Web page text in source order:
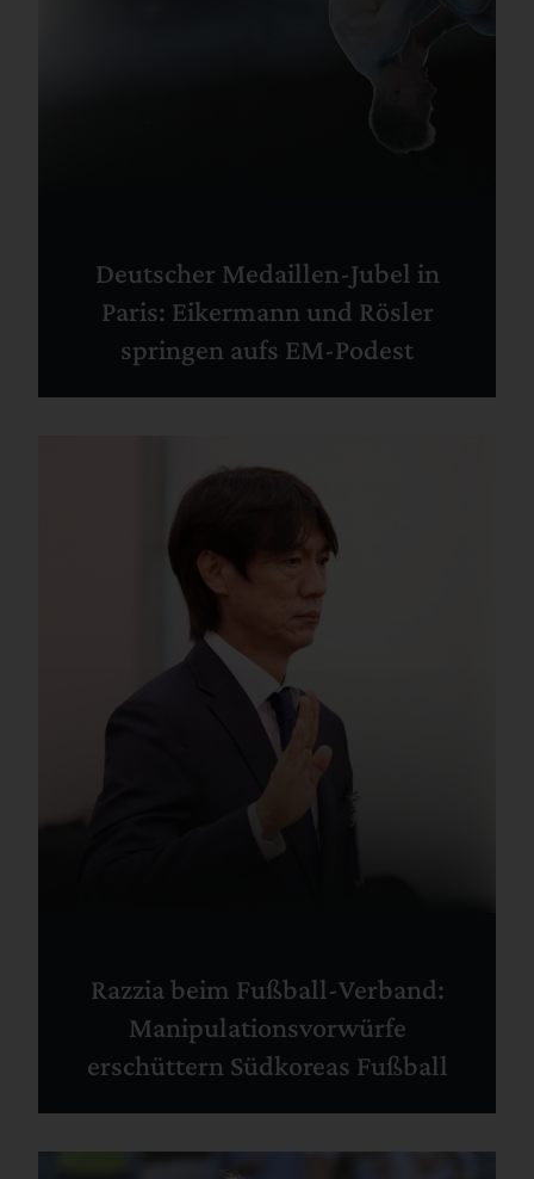
Deutscher Medaillen-Jubel in
Paris: Eikermann und Rösler
springen aufs EM-Podest
Razzia beim Fußball-Verband:
Manipulationsvorwürfe
erschüttern Südkoreas Fußball